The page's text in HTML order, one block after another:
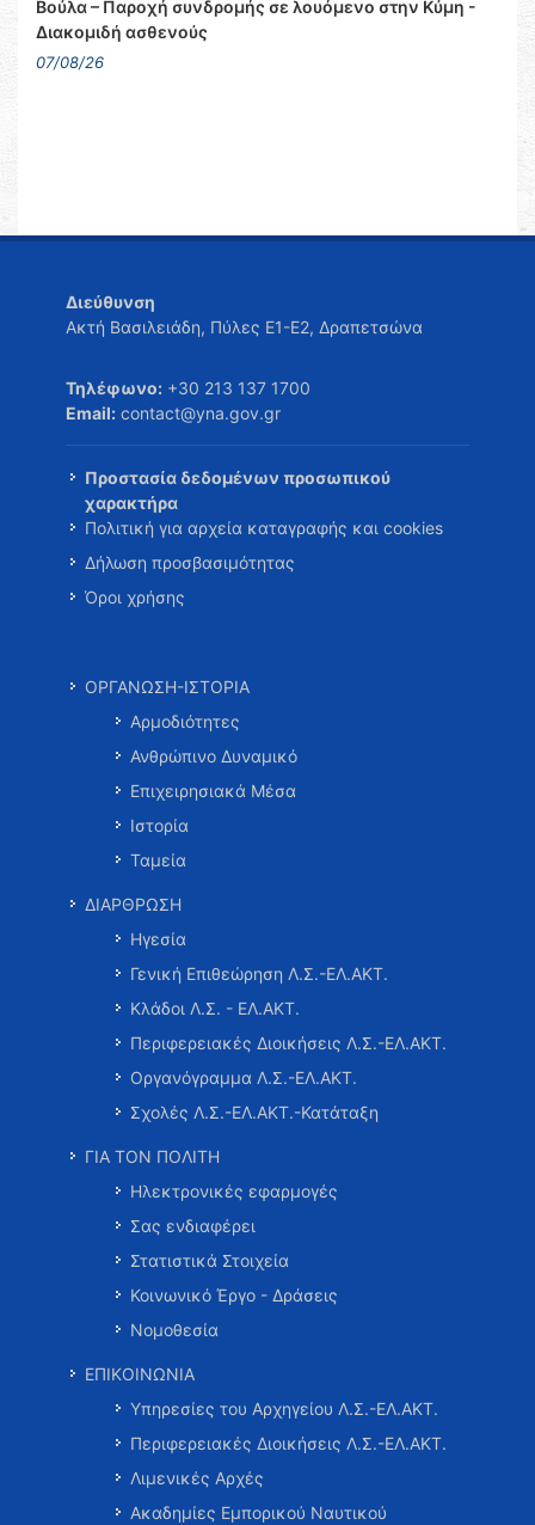
Βούλα – Παροχή συνδρομής σε λουόμενο στην Κύμη -
Διακομιδή ασθενούς
07/08/26
Διεύθυνση
Ακτή Βασιλειάδη, Πύλες Ε1-Ε2, Δραπετσώνα
Τηλέφωνο: +30 213 137 1700
Email: contact@yna.gov.gr
Προστασία δεδομένων προσωπικού
χαρακτήρα
Πολιτική για αρχεία καταγραφής και cookies
Δήλωση προσβασιμότητας
Όροι χρήσης
ΟΡΓΑΝΩΣΗ-ΙΣΤΟΡΙΑ
Αρμοδιότητες
Ανθρώπινο Δυναμικό
Επιχειρησιακά Μέσα
Ιστορία
Ταμεία
ΔΙΑΡΘΡΩΣΗ
Ηγεσία
Γενική Επιθεώρηση Λ.Σ.-ΕΛ.ΑΚΤ.
Κλάδοι Λ.Σ. - ΕΛ.ΑΚΤ.
Περιφερειακές Διοικήσεις Λ.Σ.-ΕΛ.ΑΚΤ.
Οργανόγραμμα Λ.Σ.-ΕΛ.ΑΚΤ.
Σχολές Λ.Σ.-ΕΛ.ΑΚΤ.-Κατάταξη
ΓΙΑ ΤΟΝ ΠΟΛΙΤΗ
Ηλεκτρονικές εφαρμογές
Σας ενδιαφέρει
Στατιστικά Στοιχεία
Κοινωνικό Έργο - Δράσεις
Νομοθεσία
ΕΠΙΚΟΙΝΩΝΙΑ
Υπηρεσίες του Αρχηγείου Λ.Σ.-ΕΛ.ΑΚΤ.
Περιφερειακές Διοικήσεις Λ.Σ.-ΕΛ.ΑΚΤ.
Λιμενικές Αρχές
Ακαδημίες Εμπορικού Ναυτικού